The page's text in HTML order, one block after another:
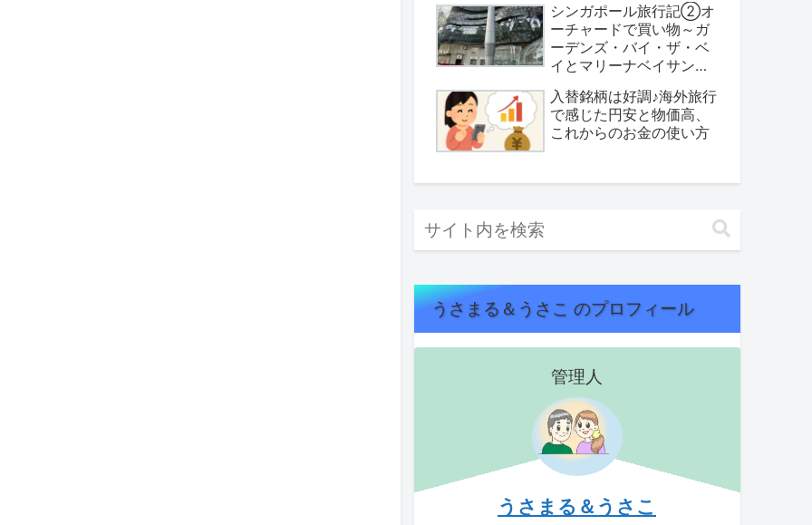
シンガポール旅行記②オ
ーチャードで買い物～ガ
ーデンズ・バイ・ザ・ベ
イとマリーナベイサンズ
入替銘柄は好調♪海外旅行
で感じた円安と物価高、
これからのお金の使い方
うさまる＆うさこ のプロフィール
管理人
うさまる＆うさこ